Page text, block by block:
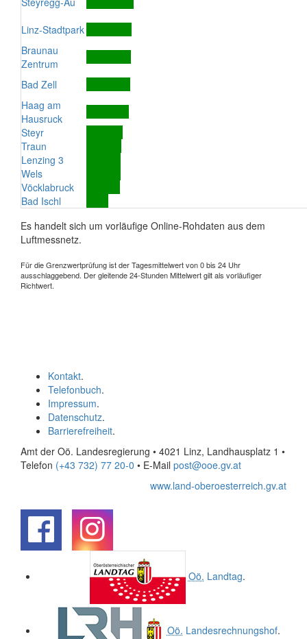
Linz-Stadtpark
Braunau
Zentrum
Bad Zell
Haag am
Hausruck
Steyr
Traun
Lenzing 3
Wels
Vöcklabruck
Bad Ischl
Es handelt sich um vorläufige Online-Rohdaten aus dem
Luftmessnetz.
Für die Grenzwertprüfung ist der Tagesmittelwert von 0 bis 24 Uhr
ausschlaggebend. Der gleitende 24-Stunden Mittelwert gilt als vorläufiger
Richtwert.
Kontakt.
Telefonbuch.
Impressum.
Datenschutz.
Barrierefreiheit.
Amt der Oö. Landesregierung • 4021 Linz, Landhausplatz 1 •
Telefon (+43 732) 77 20-0 • E-Mail post@ooe.gv.at
www.land-oberoesterreich.gv.at
Oö. Landtag.
Oö. Landesrechnungshof.